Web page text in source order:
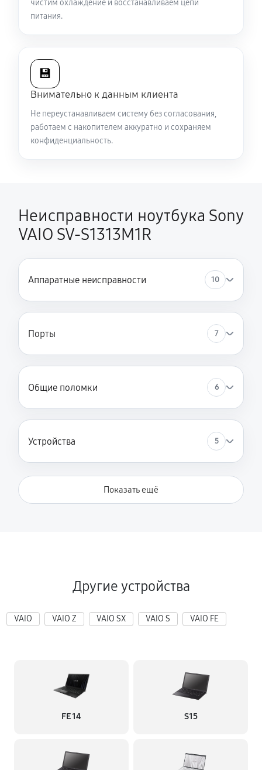
Настройка ОС ноутбука Sony VAIO SV-S1313M1R
60 минут
Замена шим-контроллера
чистим охлаждение и восстанавливаем цепи
питания.
💾
Внимательно к данным клиента
Не переустанавливаем систему без согласования,
работаем с накопителем аккуратно и сохраняем
конфиденциальность.
Неисправности ноутбука Sony
VAIO SV-S1313M1R
Аппаратные неисправности 10
Порты 7
Общие поломки 6
Устройства 5
Показать ещё
Другие устройства
VAIO VAIO Z VAIO SX VAIO S VAIO FE
FE 14 S15